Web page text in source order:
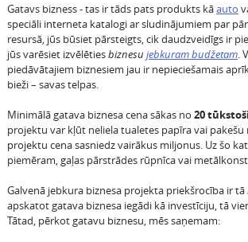
Gatavs bizness - tas ir tāds pats produkts kāauto
speciāli interneta katalogi ar sludinājumiem par
resursā, jūs būsiet pārsteigts, cik daudzveidīgs ir
jūs varēsiet izvēlētiesbiznesu jebkuram budžetam .
piedāvātajiem biznesiem jau ir nepieciešamais
bieži – savas telpas.
Minimālā gatava biznesa cena sākas no 20
projektu var kļūt neliela tualetes papīra vai pakešu
projektu cena sasniedz vairākus miljonus. Uz šo
piemēram, gaļas pārstrādes rūpnīca vai
Galvenā jebkura biznesa projekta priekšrocība ir tā
apskatot gatava biznesa iegādi kā investīciju, tā
Tātad, pērkot gatavu biznesu, mēs saņemam: